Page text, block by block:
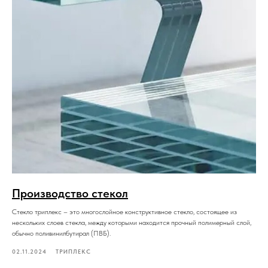
Производство стекол
Стекло триплекс – это многослойное конструктивное стекло, состоящее из
нескольких слоев стекла, между которыми находится прочный полимерный слой,
обычно поливинилбутирал (ПВБ).
02.11.2024 ТРИПЛЕКС
Раздвижные перегородки
Остекление веранд
Теплое остекление
Фасадное остекление
Зеркала на заказ
Политика конфиденциальности
ООО «Урбан гласс»
ИНН 9724205390
Продажа зеркала
Продажа триплекса
Рольставни на заказ
Дизайн проект офиса